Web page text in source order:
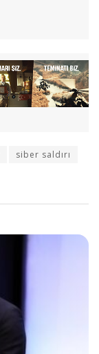
siber saldırı